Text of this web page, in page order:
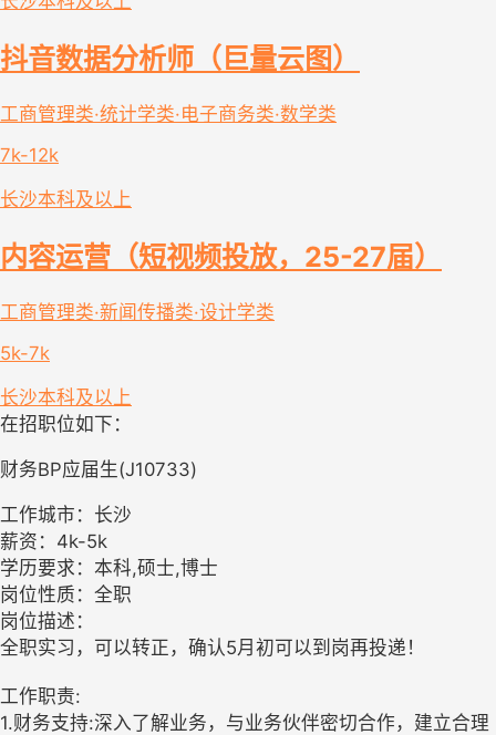
抖音数据分析师（巨量云图）
工商管理类·统计学类·电子商务类·数学类
7k-12k
长沙本科及以上
内容运营（短视频投放，25-27届）
工商管理类·新闻传播类·设计学类
5k-7k
长沙本科及以上
在招职位如下：
财务BP应届生(J10733)
工作城市：长沙
薪资：4k-5k
学历要求：本科,硕士,博士
岗位性质：全职
岗位描述：
全职实习，可以转正，确认5月初可以到岗再投递！
工作职责:
1.财务支持:深入了解业务，与业务伙伴密切合作，建立合理